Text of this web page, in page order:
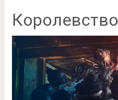
Королевство